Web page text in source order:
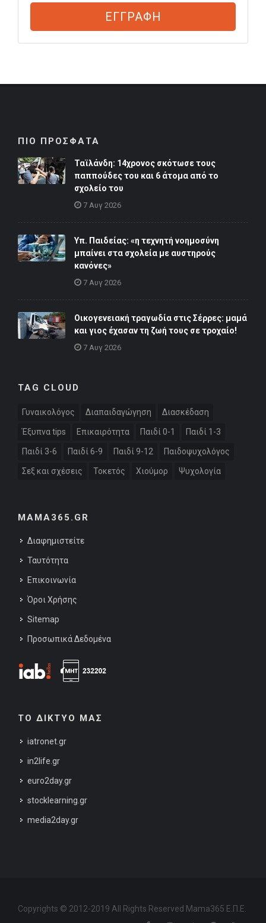
ΕΓΓΡΑΦΗ
ΠΙΟ ΠΡΟΣΦΑΤΑ
Ταϊλάνδη: 14χρονος σκότωσε τους
παππούδες του και 6 άτομα από το
σχολείο του
7 Αυγ 2026
Υπ. Παιδείας: «η τεχνητή νοημοσύνη
μπαίνει στα σχολεία με αυστηρούς
κανόνες»
7 Αυγ 2026
Οικογενειακή τραγωδία στις Σέρρες: μαμά
και γιος έχασαν τη ζωή τους σε τροχαίο!
7 Αυγ 2026
TAG CLOUD
Γυναικολόγος Διαπαιδαγώγηση Διασκέδαση
Έξυπνα tips Επικαιρότητα Παιδί 0-1 Παιδί 1-3
Παιδί 3-6 Παιδί 6-9 Παιδί 9-12 Παιδοψυχολόγος
Σεξ και σχέσεις Τοκετός Χιούμορ Ψυχολογία
MAMA365.GR
Διαφημιστείτε
Ταυτότητα
Επικοινωνία
Όροι Χρήσης
Sitemap
Προσωπικά Δεδομένα
ΤΟ ΔΙΚΤΥΟ ΜΑΣ
iatronet.gr
in2life.gr
euro2day.gr
stocklearning.gr
media2day.gr
Copyrights © 2012-2019 All Rights Reserved Mama365 Ε.Π.Ε.